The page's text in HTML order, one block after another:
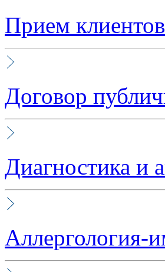
Прием
Договор
Диагностика и
Аллергология-